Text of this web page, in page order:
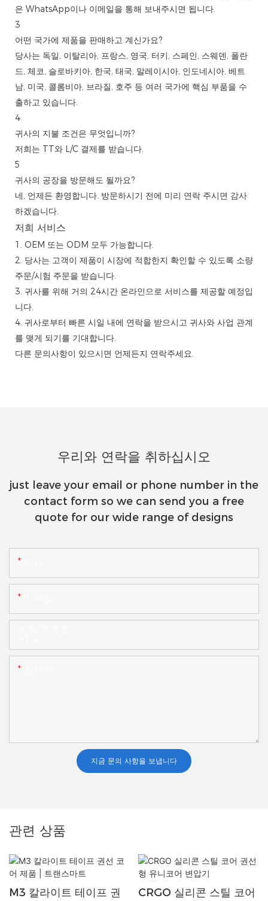
은 WhatsApp이나 이메일을 통해 보내주시면 됩니다.
3
어떤 국가에 제품을 판매하고 계신가요?
당사는 독일, 이탈리아, 프랑스, ​​영국, 터키, 스페인, 스웨덴, 폴란
드, 체코, 슬로바키아, 한국, 태국, 말레이시아, 인도네시아, 베트
남, 미국, 콜롬비아, 브라질, 호주 등 여러 국가에 핵심 부품을 수
출하고 있습니다.
4
귀사의 지불 조건은 무엇입니까?
저희는 TT와 L/C 결제를 받습니다.
5
귀사의 공장을 방문해도 될까요?
네, 언제든 환영합니다. 방문하시기 전에 미리 연락 주시면 감사
하겠습니다.
저희 서비스
1. OEM 또는 ODM 모두 가능합니다.
2. 당사는 고객이 제품이 시장에 적합한지 확인할 수 있도록 소량
주문/시험 주문을 받습니다.
3. 귀사를 위해 거의 24시간 온라인으로 서비스를 제공할 예정입
니다.
4. 귀사로부터 빠른 시일 내에 연락을 받으시고 귀사와 사업 관계
를 맺게 되기를 기대합니다.
다른 문의사항이 있으시면 언제든지 연락주세요.
우리와 연락을 취하십시오
just leave your email or phone number in the
contact form so we can send you a free
quote for our wide range of designs
지금 문의 사항을 보냅니다
관련 상품
M3 칼라이트 테이프 권
CRGO 실리콘 스틸 코어